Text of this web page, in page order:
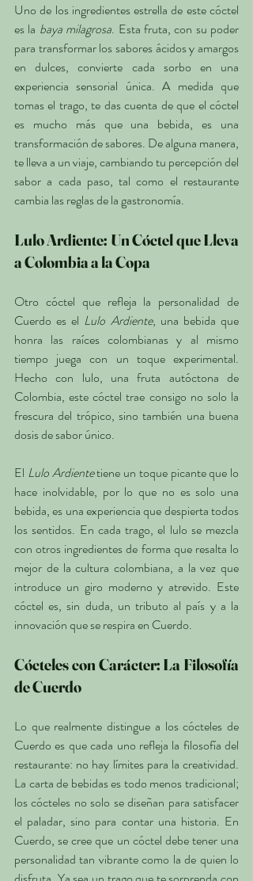
Uno de los ingredientes estrella de este cóctel
es la baya milagrosa. Esta fruta, con su poder
para transformar los sabores ácidos y amargos
en dulces, convierte cada sorbo en una
experiencia sensorial única. A medida que
tomas el trago, te das cuenta de que el cóctel
es mucho más que una bebida, es una
transformación de sabores. De alguna manera,
te lleva a un viaje, cambiando tu percepción del
sabor a cada paso, tal como el restaurante
cambia las reglas de la gastronomía.
Lulo Ardiente: Un Cóctel que Lleva
a Colombia a la Copa
Otro cóctel que refleja la personalidad de
Cuerdo es el Lulo Ardiente, una bebida que
honra las raíces colombianas y al mismo
tiempo juega con un toque experimental.
Hecho con lulo, una fruta autóctona de
Colombia, este cóctel trae consigo no solo la
frescura del trópico, sino también una buena
dosis de sabor único.
El Lulo Ardiente tiene un toque picante que lo
hace inolvidable, por lo que no es solo una
bebida, es una experiencia que despierta todos
los sentidos. En cada trago, el lulo se mezcla
con otros ingredientes de forma que resalta lo
mejor de la cultura colombiana, a la vez que
introduce un giro moderno y atrevido. Este
cóctel es, sin duda, un tributo al país y a la
innovación que se respira en Cuerdo.
Cócteles con Carácter: La Filosofía
de Cuerdo
Lo que realmente distingue a los cócteles de
Cuerdo es que cada uno refleja la filosofía del
restaurante: no hay límites para la creatividad.
La carta de bebidas es todo menos tradicional;
los cócteles no solo se diseñan para satisfacer
el paladar, sino para contar una historia. En
Cuerdo, se cree que un cóctel debe tener una
personalidad tan vibrante como la de quien lo